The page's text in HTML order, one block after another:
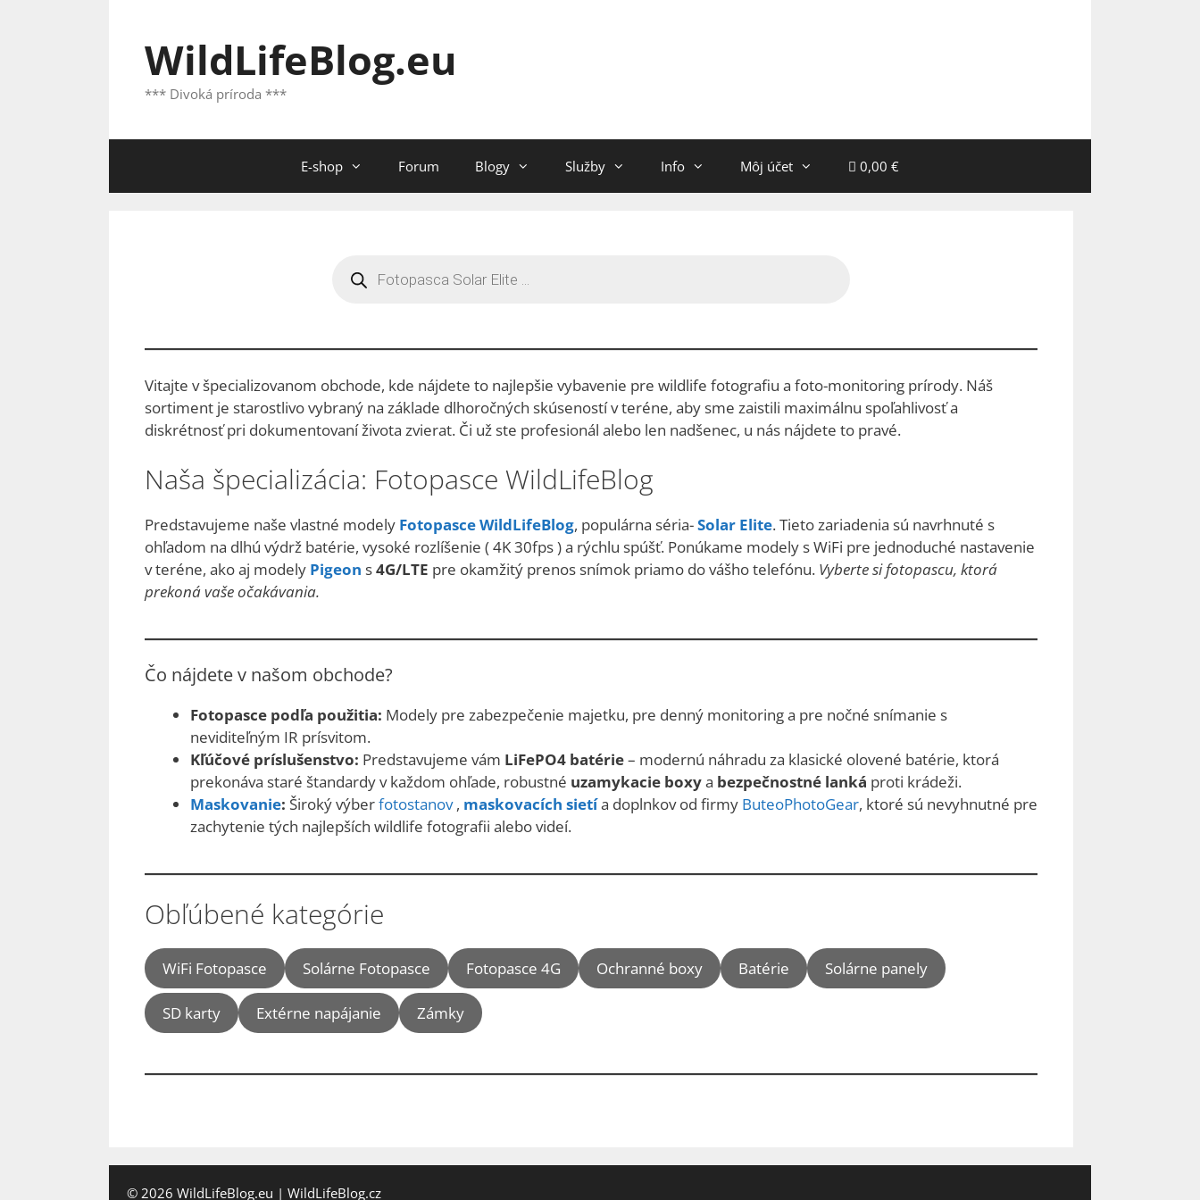
WildLifeBlog.eu
*** Divoká príroda ***
E-shop Forum Blogy Služby Info Môj účet 0,00 €
search
Vitajte v špecializovanom obchode, kde nájdete to najlepšie vybavenie pre wildlife fotografiu a foto-monitoring prírody. Náš
sortiment je starostlivo vybraný na základe dlhoročných skúseností v teréne, aby sme zaistili maximálnu spoľahlivosť a
diskrétnosť pri dokumentovaní života zvierat. Či už ste profesionál alebo len nadšenec, u nás nájdete to pravé.
Naša špecializácia: Fotopasce WildLifeBlog
Predstavujeme naše vlastné modely Fotopasce WildLifeBlog, populárna séria-Solar Elite. Tieto zariadenia sú navrhnuté s
ohľadom na dlhú výdrž batérie, vysoké rozlíšenie ( 4K 30fps ) a rýchlu spúšť. Ponúkame modely s WiFi pre jednoduché nastavenie
v teréne, ako aj modely Pigeon s4G/LTE pre okamžitý prenos snímok priamo do vášho telefónu. Vyberte si fotopascu, ktorá
prekoná vaše očakávania.
Čo nájdete v našom obchode?
Fotopasce podľa použitia: Modely pre zabezpečenie majetku, pre denný monitoring a pre nočné snímanie s
neviditeľným IR prísvitom.
Kľúčové príslušenstvo: Predstavujeme vám LiFePO4 batérie– modernú náhradu za klasické olovené batérie, ktorá
prekonáva staré štandardy v každom ohľade, robustné uzamykacie boxya bezpečnostné lanká proti krádeži.
Maskovanie: Široký výberfotostanov, maskovacích sietía doplnkov od firmy ButeoPhotoGear, ktoré sú nevyhnutné pre
zachytenie tých najlepších wildlife fotografii alebo videí.
Obľúbené kategórie
WiFi Fotopasce Solárne Fotopasce Fotopasce 4G Ochranné boxy Batérie Solárne panely
SD karty Extérne napájanie Zámky
© 2026 WildLifeBlog.eu | WildLifeBlog.cz